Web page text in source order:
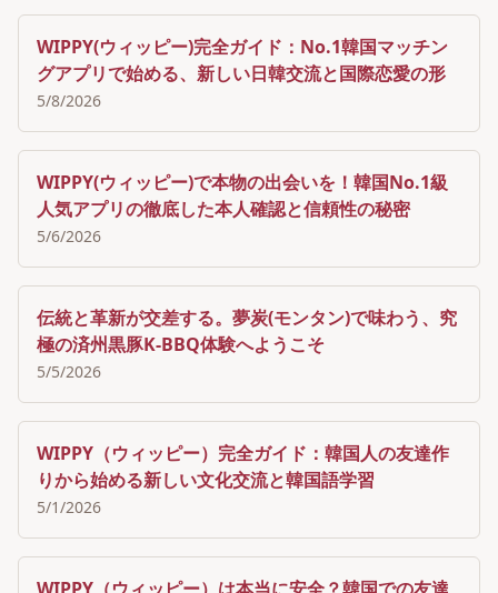
WIPPY(ウィッピー)完全ガイド：No.1韓国マッチン
グアプリで始める、新しい日韓交流と国際恋愛の形
5/8/2026
WIPPY(ウィッピー)で本物の出会いを！韓国No.1級
人気アプリの徹底した本人確認と信頼性の秘密
5/6/2026
伝統と革新が交差する。夢炭(モンタン)で味わう、究
極の済州黒豚K-BBQ体験へようこそ
5/5/2026
WIPPY（ウィッピー）完全ガイド：韓国人の友達作
りから始める新しい文化交流と韓国語学習
5/1/2026